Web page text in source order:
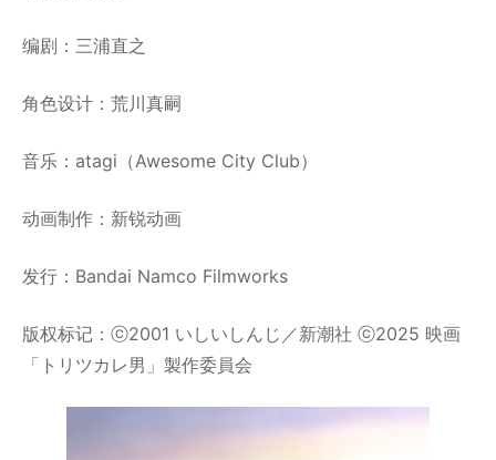
编剧：三浦直之
角色设计：荒川真嗣
音乐：atagi（Awesome City Club）
动画制作：新锐动画
发行：Bandai Namco Filmworks
版权标记：ⓒ2001 いしいしんじ／新潮社 ⓒ2025 映画
「トリツカレ男」製作委員会